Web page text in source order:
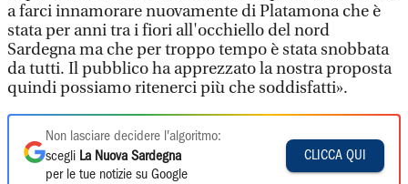
a farci innamorare nuovamente di Platamona che è
stata per anni tra i fiori all'occhiello del nord
Sardegna ma che per troppo tempo è stata snobbata
da tutti. Il pubblico ha apprezzato la nostra proposta
quindi possiamo ritenerci più che soddisfatti».
Non lasciare decidere l'algoritmo:
scegli La Nuova Sardegna
per le tue notizie su Google
CLICCA QUI